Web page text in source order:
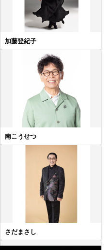
加藤登紀子
南こうせつ
さだまさし